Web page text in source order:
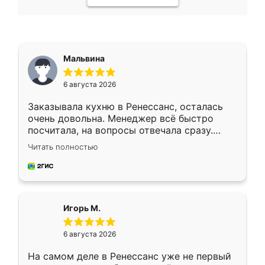
Мальвина
6 августа 2026
Заказывала кухню в Ренессанс, осталась
очень довольна. Менеджер всё быстро
посчитала, на вопросы отвечала сразу.
Замерщик приехал в субботу, подошёл к
делу со всей ответственностью. Собрали
за день, ребята работали аккуратно, даже
Читать полностью
Игорь М.
6 августа 2026
На самом деле в Ренессанс уже не первый